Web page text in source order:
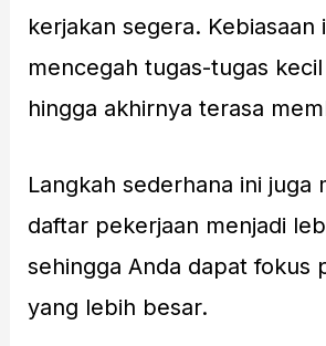
kerjakan segera. Kebiasaan
mencegah tugas-tugas
hingga akhirnya terasa
Langkah sederhana ini juga
daftar pekerjaan menjadi
sehingga Anda dapat fokus
yang lebih besar.